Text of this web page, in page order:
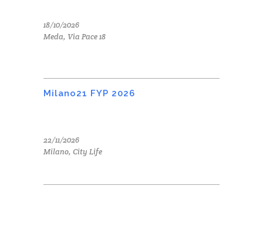
18/10/2026
Meda, Via Pace 18
Milano21 FYP 2026
22/11/2026
Milano, City Life